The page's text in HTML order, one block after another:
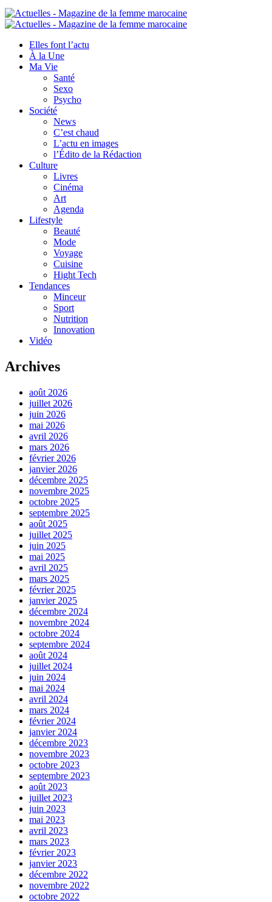
Elles font l’actu
À la Une
Ma Vie
Santé
Sexo
Psycho
Société
News
C’est chaud
L’actu en images
l’Édito de la Rédaction
Culture
Livres
Cinéma
Art
Agenda
Lifestyle
Beauté
Mode
Voyage
Cuisine
Hight Tech
Tendances
Minceur
Sport
Nutrition
Innovation
Vidéo
Archives
août 2026
juillet 2026
juin 2026
mai 2026
avril 2026
mars 2026
février 2026
janvier 2026
décembre 2025
novembre 2025
octobre 2025
septembre 2025
août 2025
juillet 2025
juin 2025
mai 2025
avril 2025
mars 2025
février 2025
janvier 2025
décembre 2024
novembre 2024
octobre 2024
septembre 2024
août 2024
juillet 2024
juin 2024
mai 2024
avril 2024
mars 2024
février 2024
janvier 2024
décembre 2023
novembre 2023
octobre 2023
septembre 2023
août 2023
juillet 2023
juin 2023
mai 2023
avril 2023
mars 2023
février 2023
janvier 2023
décembre 2022
novembre 2022
octobre 2022